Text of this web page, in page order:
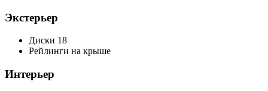
Экстерьер
Диски 18
Рейлинги на крыше
Интерьер